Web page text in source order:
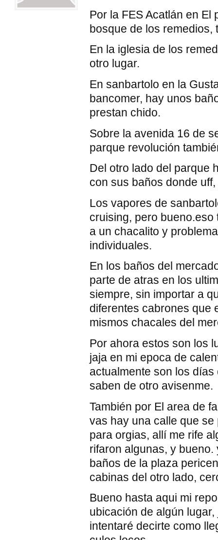
Por la FES Acatlán en El
bosque de los remedios,
En la iglesia de los
otro lugar.
En sanbartolo en la
bancomer, hay unos
prestan chido.
Sobre la avenida 16 de
parque revolución
Del otro lado del parque
con sus baños donde
Los vapores de
cruising, pero
a un chacalito y
individuales.
En los baños del
parte de atras en los
siempre, sin importar a
diferentes cabrones que
mismos chacales del
Por ahora estos son los
jaja en mi epoca de
actualmente son los
saben de otro avisenme.
También por El area de
vas hay una calle que
para orgias, allí me rife
rifaron algunas, y
baños de la plaza
cabinas del otro lado,
Bueno hasta aqui mi
ubicación de algún
intentaré decirte como